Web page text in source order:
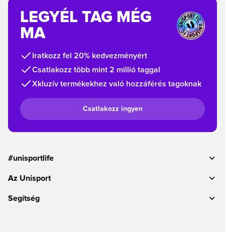
LEGYÉL TAG MÉG
MA
Iratkozz fel 20% kedvezményért
Csatlakozz több mint 2 millió taggal
Xkluzív termékekhez való hozzáférés tagoknak
Csatlakozz ingyen
#unisportlife
Az Unisport
Segítség